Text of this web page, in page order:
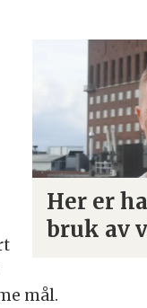
Her er
bruk av
mål.